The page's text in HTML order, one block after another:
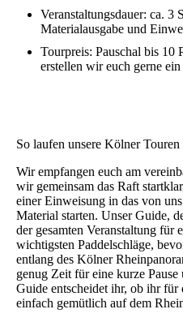
Veranstaltungsdauer: ca. 3
Materialausgabe und
Tourpreis: Pauschal bis 10
erstellen wir euch gerne
So laufen unsere Kölner Touren
Wir empfangen euch am
wir gemeinsam das Raft
einer Einweisung in das von
Material starten. Unser Guide,
der gesamten Veranstaltung für
wichtigsten Paddelschläge,
entlang des Kölner
genug Zeit für eine kurze
Guide entscheidet ihr, ob ihr für
einfach gemütlich auf dem